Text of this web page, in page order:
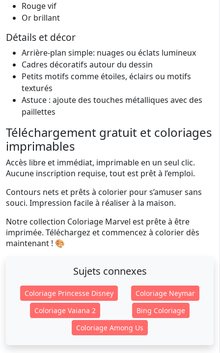
Rouge vif
Or brillant
Détails et décor
Arrière-plan simple: nuages ou éclats lumineux
Cadres décoratifs autour du dessin
Petits motifs comme étoiles, éclairs ou motifs
texturés
Astuce : ajoute des touches métalliques avec des
paillettes
Téléchargement gratuit et coloriages
imprimables
Accès libre et immédiat, imprimable en un seul clic.
Aucune inscription requise, tout est prêt à l’emploi.
Contours nets et prêts à colorier pour s’amuser sans
souci. Impression facile à réaliser à la maison.
Notre collection Coloriage Marvel est prête à être
imprimée. Téléchargez et commencez à colorier dès
maintenant ! 🎨
Sujets connexes
Coloriage Princesse Disney
Coloriage Neymar
Coloriage Vaiana 2
Bing Coloriage
Coloriage Among Us